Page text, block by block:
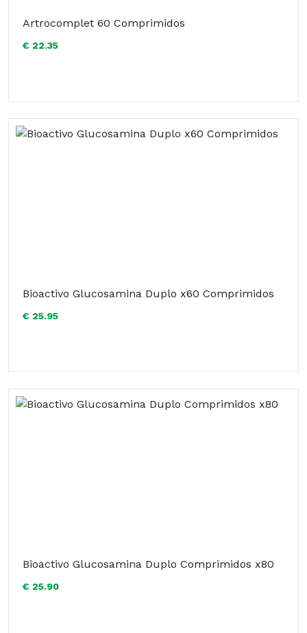
Artrocomplet 60 Comprimidos
€ 22.35
Bioactivo Glucosamina Duplo x60 Comprimidos
€ 25.95
Bioactivo Glucosamina Duplo Comprimidos x80
€ 25.90